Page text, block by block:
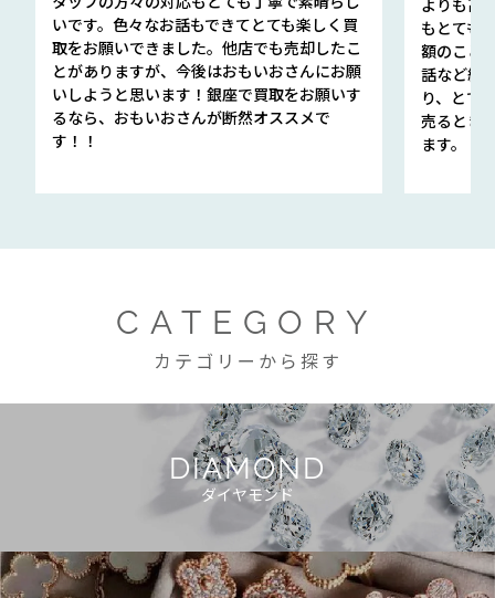
いです。色々なお話もできてとても楽しく買
取をお願いできました。他店でも売却したこ
とがありますが、今後はおもいおさんにお願
いしようと思います！銀座で買取をお願いす
るなら、おもいおさんが断然オススメで
す！！
もとても
額のこと
話など細
り、とて
売るとき
ます。
CATEGORY
カテゴリーから探す
DIAMOND
ダイヤモンド